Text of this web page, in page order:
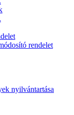
rendelet
nyilvántartása